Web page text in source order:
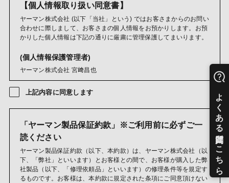
【個人情報取り扱い同意書】
ヤーマン株式会社 (以下「当社」という) ではお客さまからのお問い
合わせに際しまして、お客さまの個人情報をお預かりします。お預
かりした個人情報は下記の通りに厳粛に管理保護してまいります。
(個人情報保護管理者)
ヤーマン株式会社 宮﨑昌也
(利用目的)
お問い合わせおよびお申し出への対応および必要事項の連絡な
どのため
メールマガジン送信のため
当社のサービスのご案内、サポート情報の提供のため
サービス利用状況に応じた広告表示のため
成果確認のため
当社におけるサービス向上のため
上記内容に同意します
「ヤーマン製品保証約款」※ご利用前に必ずご一
読ください
ヤーマン製品保証約款（以下、本約款）は、ヤーマン株式会社（以
下、「弊社」といいます）とお客様との間で、お客様が購入した弊
社製品（以下、「修理依頼品」といいます）の修理条件等を規定す
るものです。お客様は、本約款に規定された条項にご同意頂けない